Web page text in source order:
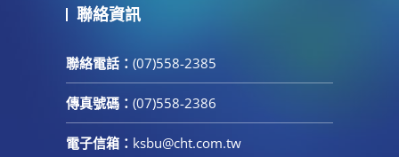
聯絡資訊
聯絡電話： (07)558-2385
傳真號碼： (07)558-2386
電子信箱： ksbu@cht.com.tw